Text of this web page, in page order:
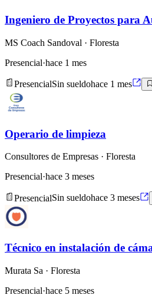
Ingeniero de Proyectos para
MS Coach Sandoval · Floresta
Presencial·hace 1 mes
PresencialSin sueldohace 1 mes
Operario de limpieza
Consultores de Empresas · Floresta
Presencial·hace 3 meses
PresencialSin sueldohace 3 meses
Técnico en instalación de
Murata Sa · Floresta
Presencial·hace 5 meses